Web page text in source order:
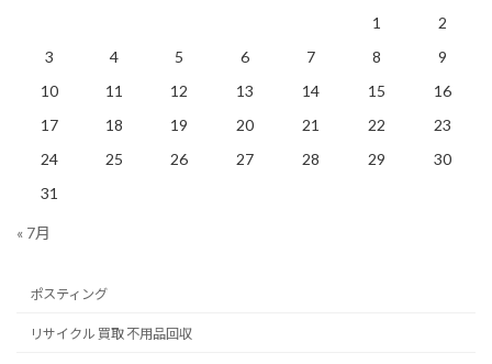
1
2
3
4 5 6 7 8
9
10
11 12 13 14 15
16
17
18 19 20 21 22
23
24
25 26 27 28 29
30
31
« 7月
ポスティング
リサイクル 買取 不用品回収